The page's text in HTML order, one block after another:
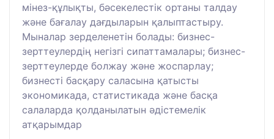
мінез-құлықты, бәсекелестік ортаны талдау
және бағалау дағдыларын қалыптастыру.
Мыналар зерделенетін болады: бизнес-
зерттеулердің негізгі сипаттамалары; бизнес-
зерттеулерде болжау және жоспарлау;
бизнесті басқару саласына қатысты
экономикада, статистикада және басқа
салаларда қолданылатын әдістемелік
атқарымдар